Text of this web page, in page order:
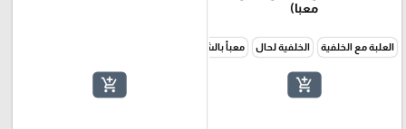
معبا)
العلبة مع الخلفية الخلفية لحال معبأ بالشوكولاتة 24 حبة
add_shopping_cart
add_shopping_cart